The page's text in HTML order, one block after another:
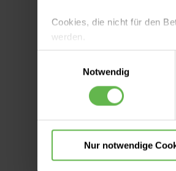
Cookies, die nicht für den
werden.
Es steht Ihnen frei, unsere
nicht notwendigen Cookies
einzuwilligen. Ihre
Notwendig
Nur notwendige
v. l.: Dr. Bianca